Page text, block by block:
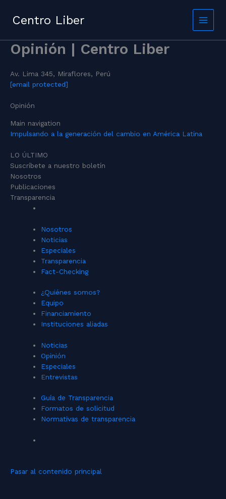
contentCentro Liber
Opinión | Centro Liber
Av. Lima 345, Miraflores, Perú
[email protected]
Opinión
Main navigation
Impulsando a la generación del cambio en América Latina
LO ÚLTIMO
Suscríbete a nuestro boletín
Nosotros
Publicaciones
Transparencia
Nosotros
Noticias
Especiales
Transparencia
Fact-Checking
¿Quiénes somos?
Equipo
Financiamiento
Instituciones aliadas
Noticias
Opinión
Especiales
Entrevistas
Guía de Transparencia
Formatos de solicitud
Normativas de transparencia
Pasar al contenido principal